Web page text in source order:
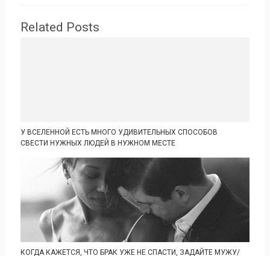
Related Posts
У ВСЕЛЕННОЙ ЕСТЬ МНОГО УДИВИТЕЛЬНЫХ СПОСОБОВ
СВЕСТИ НУЖНЫХ ЛЮДЕЙ В НУЖНОМ МЕСТЕ
КОГДА КАЖЕТСЯ, ЧТО БРАК УЖЕ НЕ СПАСТИ, ЗАДАЙТЕ МУЖУ/